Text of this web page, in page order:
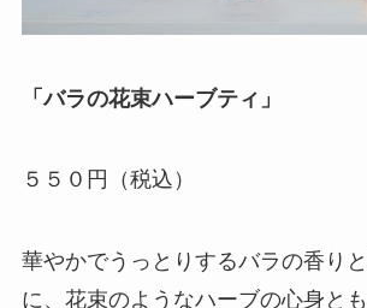
「バラの花束ハーブティ」
５５０円（税込）
華やかでうっとりするバラの香り
に、花束のようなハーブの心身と